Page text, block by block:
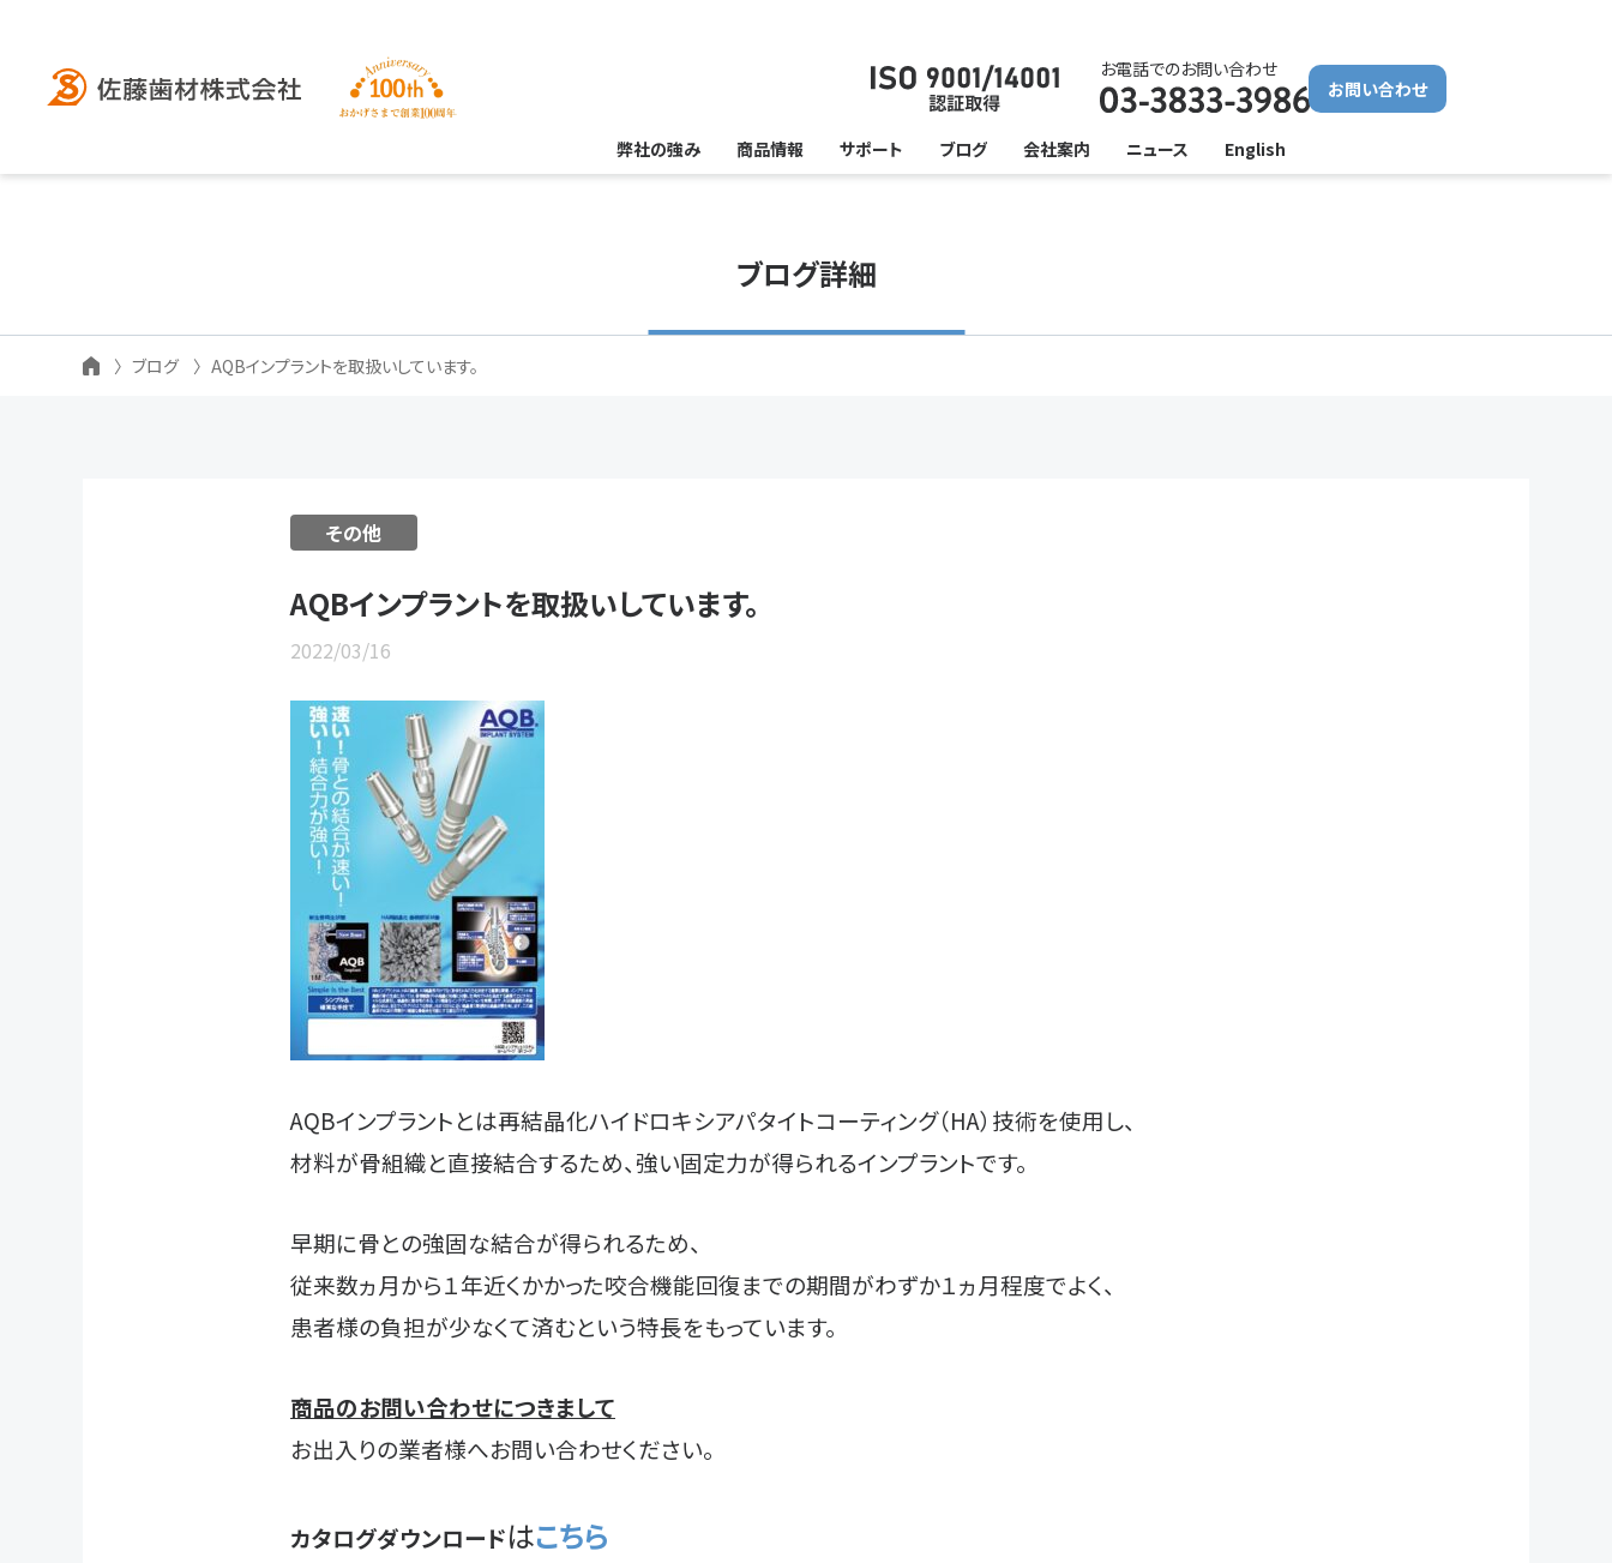
お問い合わせ
お電話でのお問い合わせ
弊社の強み 商品情報 サポート ブログ 会社案内 ニュース English
ブログ詳細
ブログ AQBインプラントを取扱いしています。
その他
AQBインプラントを取扱いしています。
2022/03/16
AQBインプラントとは再結晶化ハイドロキシアパタイトコーティング（HA）技術を使用し、
材料が骨組織と直接結合するため、強い固定力が得られるインプラントです。
早期に骨との強固な結合が得られるため、
従来数ヵ月から１年近くかかった咬合機能回復までの期間がわずか１ヵ月程度でよく、
患者様の負担が少なくて済むという特長をもっています。
商品のお問い合わせにつきまして
お出入りの業者様へお問い合わせください。
カタログダウンロードはこちら